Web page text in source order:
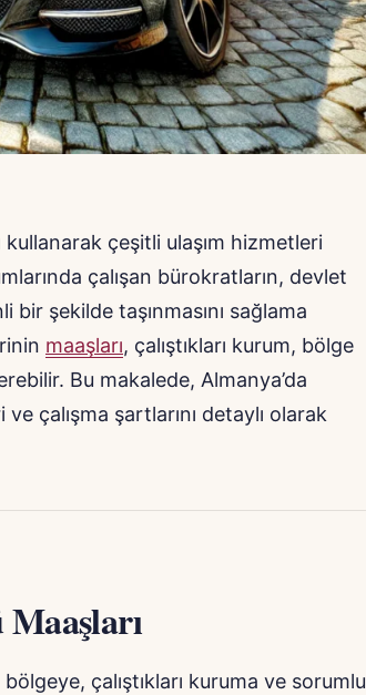
çeşitli ulaşım hizmetleri
çalışan bürokratların, devlet
şekilde taşınmasını sağlama
maaşları, çalıştıkları kurum, bölge
Bu makalede, Almanya’da
çalışma şartlarını detaylı olarak
çalıştıkları kuruma ve sorumlu